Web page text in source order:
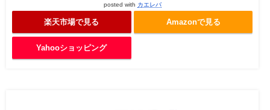
posted with カエレバ
楽天市場で見る Amazonで見る
Yahooショッピング